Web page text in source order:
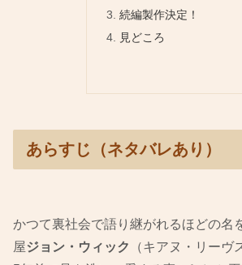
続編製作決定！
見どころ
あらすじ（ネタバレあり）
かつて裏社会で語り継がれるほどの名
屋ジョン・ウィック
（キアヌ・リーヴ